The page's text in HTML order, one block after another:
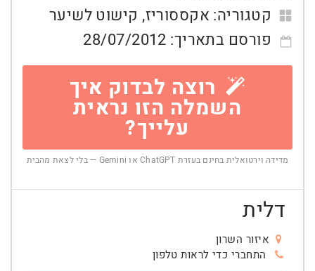
קטגוריה: אקססוריז, קישוט לשיער
פורסם בתאריך: 28/07/2012
רוצה לבדוק איך
השמלה הזו נראית
עלייך?
מדידה וירטואלית בחינם בעזרת ChatGPT או Gemini — בלי לצאת מהבית
דלית
איזור השרון
התחברי כדי לראות טלפון